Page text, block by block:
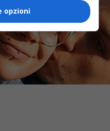
opzioni